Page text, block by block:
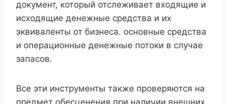
документ, который отслеживает входящие и
исходящие денежные средства и их
эквиваленты от бизнеса. основные средства
и операционные денежные потоки в случае
запасов.
Все эти инструменты также проверяются на
предмет обесценения при наличии внешних